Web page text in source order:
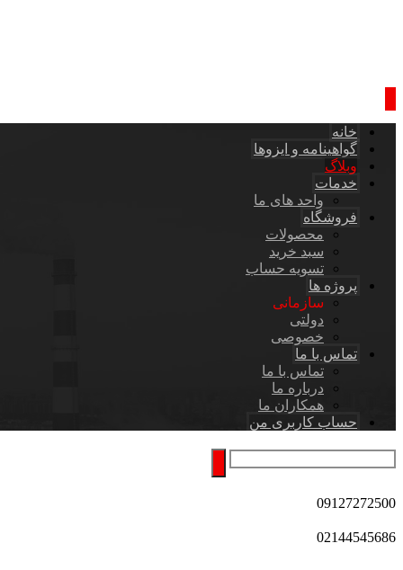
خانه
گواهینامه و ایزوها
وبلاگ
خدمات
واحد های ما
فروشگاه
محصولات
سبد خرید
تسویه حساب
پروژه ها
سازمانی
دولتی
خصوصی
تماس با ما
تماس با ما
درباره ما
همکاران ما
حساب کاربری من
09127272500
02144545686